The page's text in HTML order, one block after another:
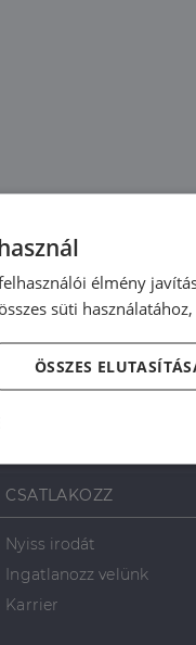
CSATLAKOZZ
Nyiss irodát
Ingatlanozz velünk
Karrier
élmény
süti használatához,
ÖSSZES